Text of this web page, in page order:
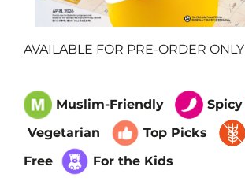
AVAILABLE FOR PRE-ORDER ONLY
Muslim-Friendly
Spicy
Vegetarian
Top Picks
Free
For the Kids